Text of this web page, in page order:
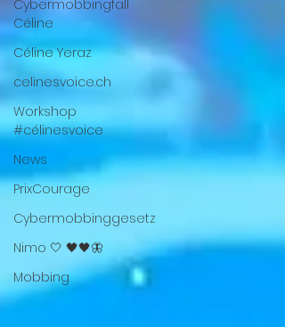
Cybermobbingfall
Céline
Céline Yeraz
celinesvoice.ch
Workshop
#célinesvoice
News
PrixCourage
Cybermobbinggesetz
Nimo 🤍 🖤🖤🦋
Mobbing